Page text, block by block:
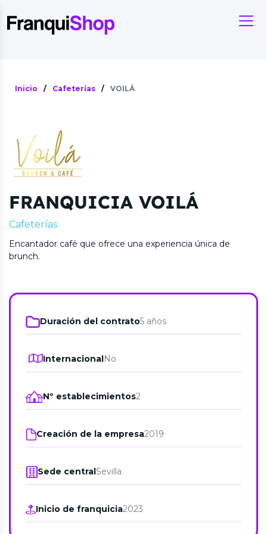
Inicio / Cafeterías / VOILÁ
FRANQUICIA VOILÁ
Cafeterías
Encantador café que ofrece una experiencia única de
brunch.
Duración del contrato5 años
InternacionalNo
Nº establecimientos2
Creación de la empresa2019
Sede centralSevilla
Inicio de franquicia2023